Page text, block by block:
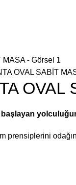
OVAL SABİT
OVAL
prensiplerini